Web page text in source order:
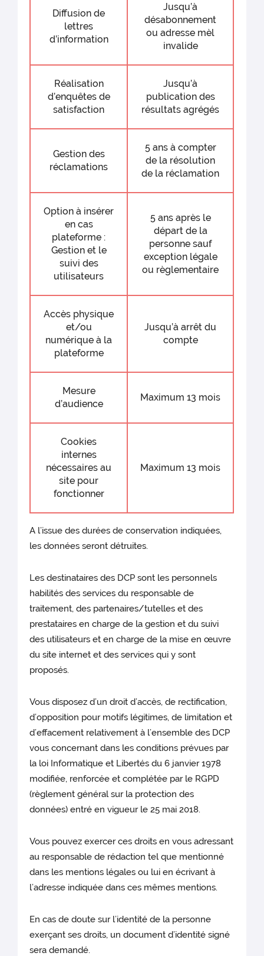
Diffusion de
lettres
d’information
Jusqu’à
désabonnement
ou adresse mèl
invalide
Réalisation
d’enquêtes de
satisfaction
Jusqu’à
publication des
résultats agrégés
Gestion des
réclamations
5 ans à compter
de la résolution
de la réclamation
Option à insérer
en cas
plateforme :
Gestion et le
suivi des
utilisateurs
5 ans après le
départ de la
personne sauf
exception légale
ou règlementaire
Accès physique
et/ou
numérique à la
plateforme
Jusqu’à arrêt du
compte
Mesure
d’audience
Maximum 13 mois
Cookies
internes
nécessaires au
site pour
fonctionner
Maximum 13 mois
A l’issue des durées de conservation indiquées,
les données seront détruites.
Les destinataires des DCP sont les personnels
habilités des services du responsable de
traitement, des partenaires/tutelles et des
prestatairesen charge de la gestion et du suivi
des utilisateurs et en charge de la mise en œuvre
du site internet et des services qui y sont
proposés.
Vous disposez d’un droit d’accès, de rectification,
d’opposition pour motifs légitimes, de limitation et
d’effacement relativement à l’ensemble des DCP
vous concernant dans les conditions prévues par
la loi Informatique et Libertés du 6 janvier 1978
modifiée, renforcée et complétée par le RGPD
(règlement général sur la protection des
données) entré en vigueur le 25 mai 2018.
Vous pouvez exercer ces droits en vous adressant
au responsable de rédaction tel que mentionné
dans les mentions légales ou lui en écrivant à
l’adresse indiquée dans ces mêmes mentions.
En cas de doute sur l’identité de la personne
exerçant ses droits, un document d’identité signé
sera demandé.